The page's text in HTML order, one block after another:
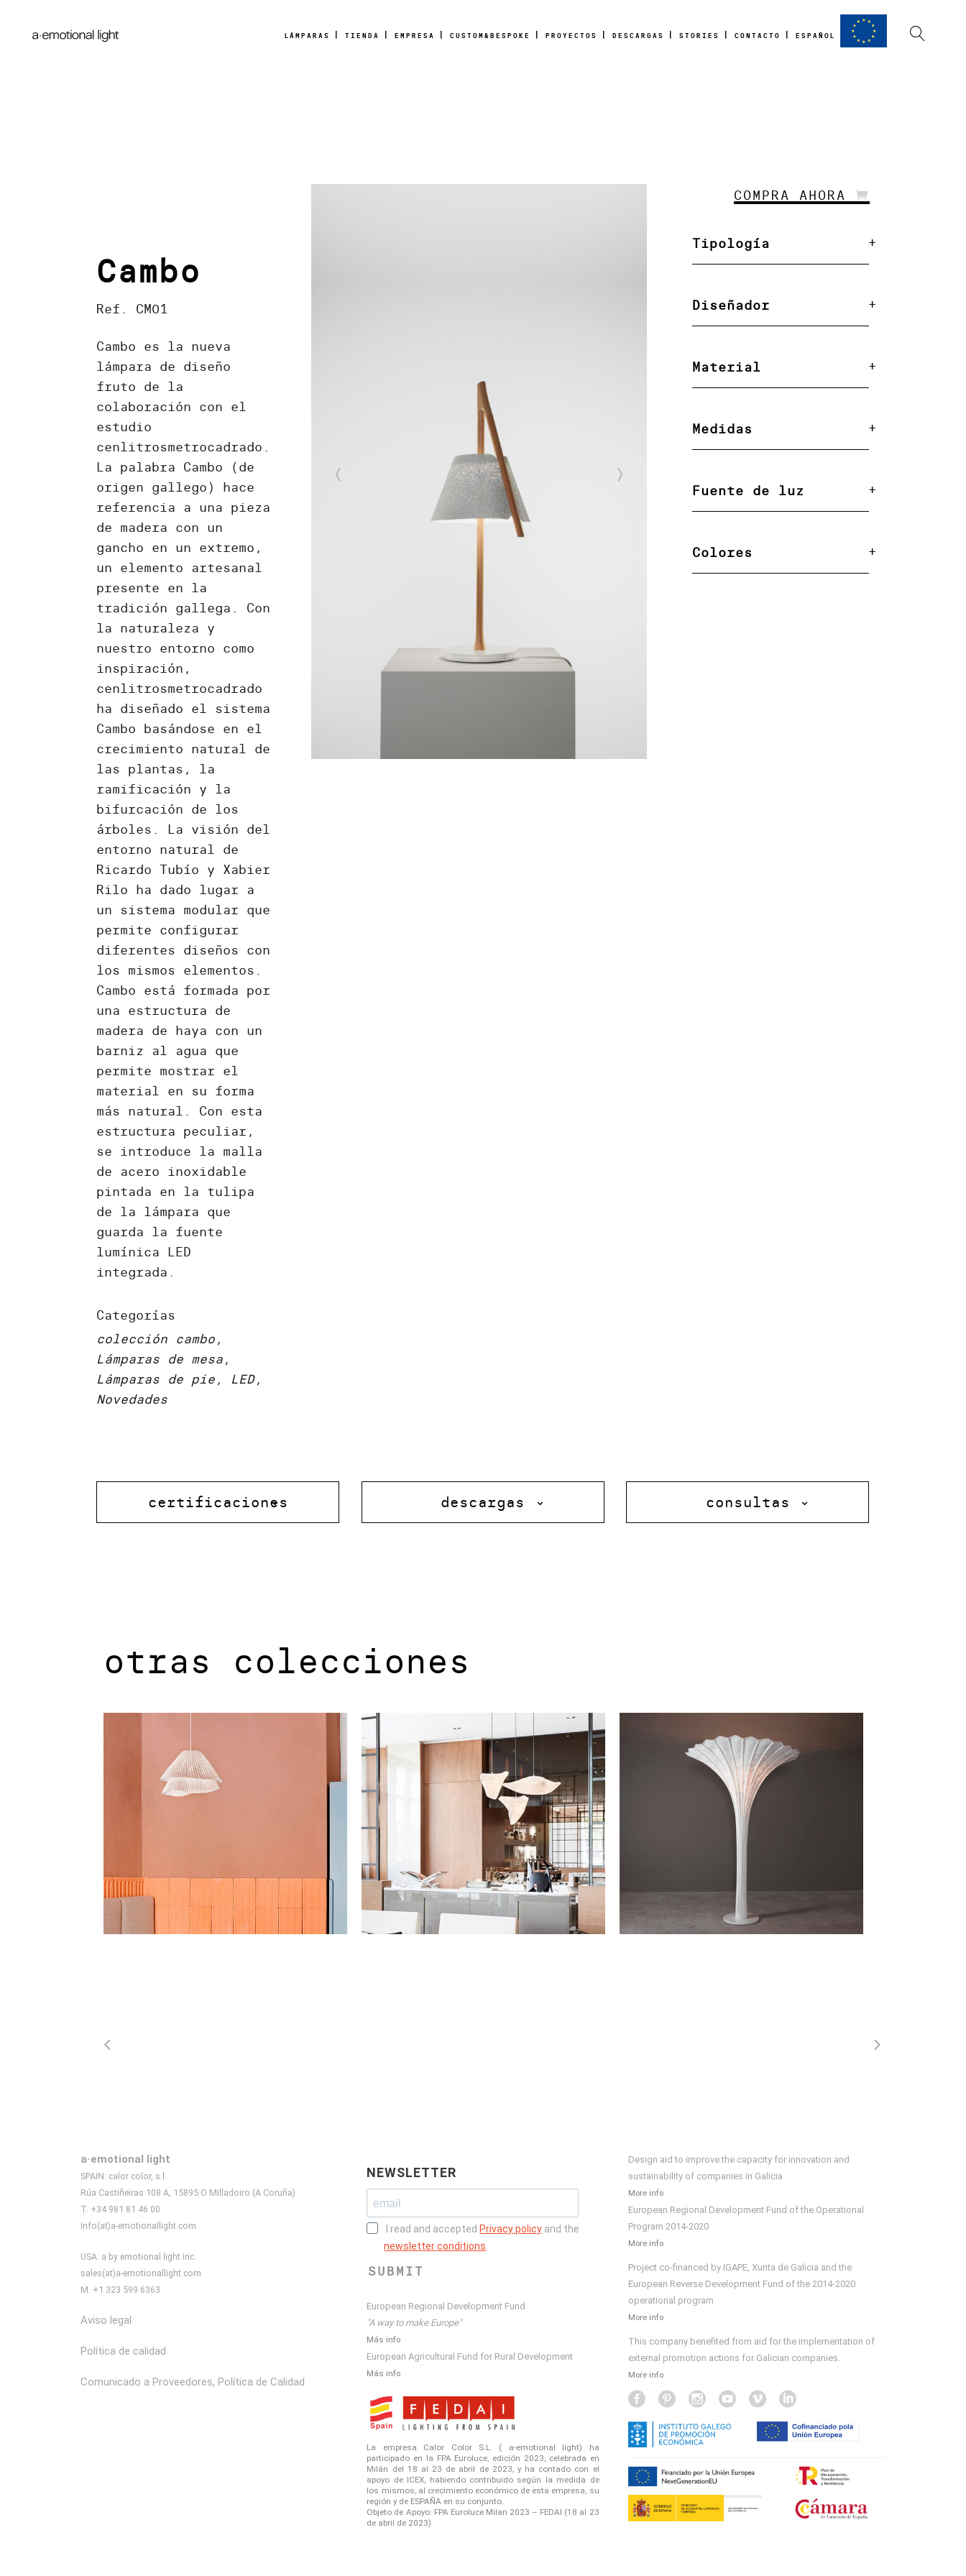
LÁMPARAS TIENDA EMPRESA CUSTOM&BESPOKE PROYECTOS DESCARGAS STORIES CONTACTO ESPAÑOL
Cambo
Ref. CM01
Cambo es la nueva
lámpara de diseño
fruto de la
colaboración con el
estudio
cenlitrosmetrocadrado.
La palabra Cambo (de
origen gallego) hace
referencia a una pieza
de madera con un
gancho en un extremo,
un elemento artesanal
presente en la
tradición gallega. Con
la naturaleza y
nuestro entorno como
inspiración,
cenlitrosmetrocadrado
ha diseñado el sistema
Cambo basándose en el
crecimiento natural de
las plantas, la
ramificación y la
bifurcación de los
árboles. La visión del
entorno natural de
Ricardo Tubío y Xabier
Rilo ha dado lugar a
un sistema modular que
permite configurar
diferentes diseños con
los mismos elementos.
Cambo está formada por
una estructura de
madera de haya con un
barniz al agua que
permite mostrar el
material en su forma
más natural. Con esta
estructura peculiar,
se introduce la malla
de acero inoxidable
pintada en la tulipa
de la lámpara que
guarda la fuente
lumínica LED
integrada.
Categorías
colección cambo,
Lámparas de mesa,
Lámparas de pie, LED,
Novedades
COMPRA AHORA
Tipología
Diseñador
Material
Medidas
Fuente de luz
Colores
certificaciones descargas consultas
otras colecciones
a·emotional light
SPAIN: calor color, s.l.
Rúa Castiñeiras 108 A, 15895 O Milladoiro (A Coruña)
T. +34 981 81 46 00
Info(at)a-emotionallight.com
USA: a by emotional light inc.
sales(at)a-emotionallight.com
M. +1 323 599 6363
Aviso legal
Política de calidad
Comunicado a Proveedores, Política de Calidad
NEWSLETTER
I read and accepted Privacy policy and the
newsletter conditions
SUBMIT
European Regional Development Fund
"A way to make Europe"
Más info
European Agricultural Fund for Rural Development
Más info
La empresa Calor Color S.L. ( a-emotional light) ha
participado en la FPA Euroluce, edición 2023, celebrada en
Milán del 18 al 23 de abril de 2023, y ha contado con el
apoyo de ICEX, habiendo contribuido según la medida de
los mismos, al crecimiento económico de esta empresa, su
región y de ESPAÑA en su conjunto.
Objeto de Apoyo: FPA Euroluce Milan 2023 – FEDAI (18 al 23
de abril de 2023)
Design aid to improve the capacity for innovation and
sustainability of companies in Galicia
More info
European Regional Development Fund of the Operational
Program 2014-2020
More info
Project co-financed by IGAPE, Xunta de Galicia and the
European Reverse Development Fund of the 2014-2020
operational program
More info
This company benefited from aid for the implementation of
external promotion actions for Galician companies.
More info